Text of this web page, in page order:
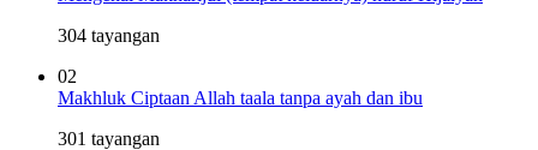
304 tayangan
02
Makhluk Ciptaan Allah taala tanpa ayah dan ibu
301 tayangan